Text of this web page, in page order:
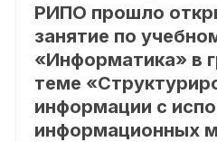
РИПО прошло
занятие по
«Информатика» в
теме
информации с
информационных